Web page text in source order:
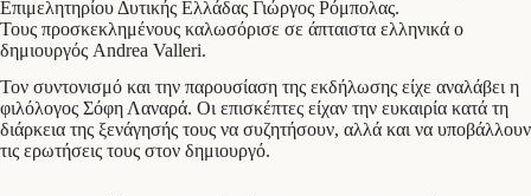
Επιμελητηρίου Δυτικής Ελλάδας Γιώργος Ρόμπολας.
Τους προσκεκλημένους καλωσόρισε σε άπταιστα ελληνικά ο
δημιουργός Andrea Valleri.
Τον συντονισμό και την παρουσίαση της εκδήλωσης είχε αναλάβει η
φιλόλογος Σόφη Λαναρά. Οι επισκέπτες είχαν την ευκαιρία κατά τη
διάρκεια της ξενάγησής τους να συζητήσουν, αλλά και να υποβάλλουν
τις ερωτήσεις τους στον δημιουργό.